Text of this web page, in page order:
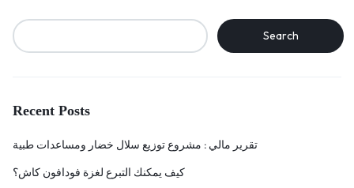
Search
Recent Posts
تقرير مالي : مشروع توزيع سلال خضار ومساعدات طبية
كيف يمكنك التبرع لغزة فودافون كاش؟